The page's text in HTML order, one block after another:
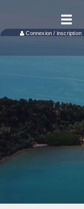
Connexion / inscription